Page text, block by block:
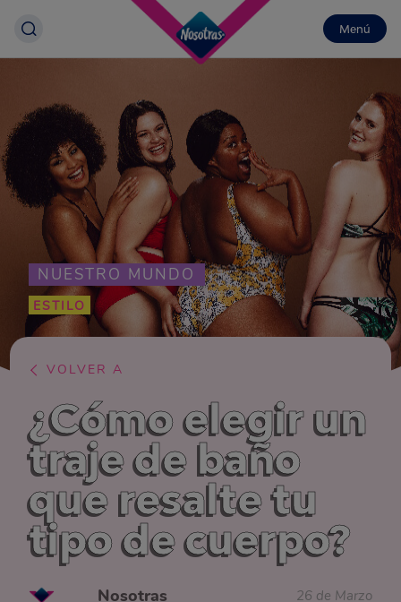
Menú
NUESTRO MUNDO
ESTILO
VOLVER A
¿Cómo elegir un
traje de baño
que resalte tu
tipo de cuerpo?
Nosotras 26 de Marzo